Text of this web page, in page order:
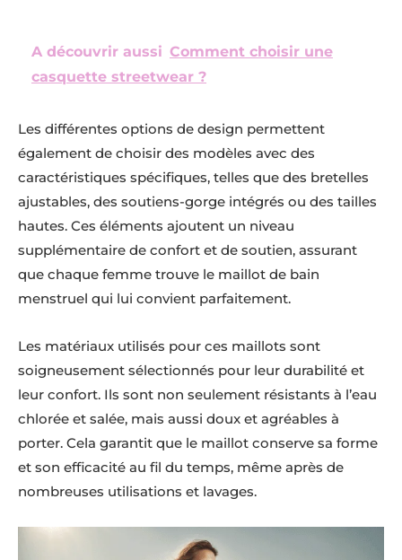
A découvrir aussi Comment choisir une
casquette streetwear ?
Les différentes options de design permettent
également de choisir des modèles avec des
caractéristiques spécifiques, telles que des bretelles
ajustables, des soutiens-gorge intégrés ou des tailles
hautes. Ces éléments ajoutent un niveau
supplémentaire de confort et de soutien, assurant
que chaque femme trouve le maillot de bain
menstruel qui lui convient parfaitement.
Les matériaux utilisés pour ces maillots sont
soigneusement sélectionnés pour leur durabilité et
leur confort. Ils sont non seulement résistants à l’eau
chlorée et salée, mais aussi doux et agréables à
porter. Cela garantit que le maillot conserve sa forme
et son efficacité au fil du temps, même après de
nombreuses utilisations et lavages.